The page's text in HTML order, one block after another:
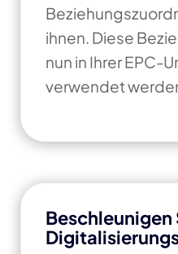
ihnen. Diese
nun in Ihrer EPC-
verwendet
Beschleunigen